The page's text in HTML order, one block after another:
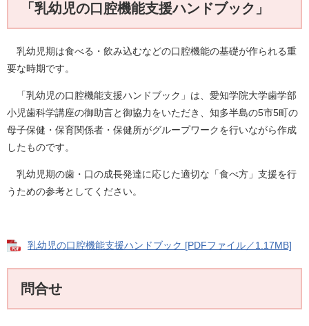
「乳幼児の口腔機能支援ハンドブック」
乳幼児期は食べる・飲み込むなどの口腔機能の基礎が作られる重
要な時期です。
「乳幼児の口腔機能支援ハンドブック」は、愛知学院大学歯学部
小児歯科学講座の御助言と御協力をいただき、知多半島の5市5町の
母子保健・保育関係者・保健所がグループワークを行いながら作成
したものです。
乳幼児期の歯・口の成長発達に応じた適切な「食べ方」支援を行
うための参考としてください。
乳幼児の口腔機能支援ハンドブック [PDFファイル／1.17MB]
問合せ